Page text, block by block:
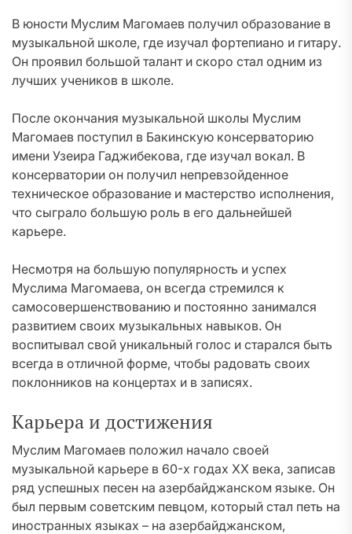
В юности Муслим Магомаев получил образование в
музыкальной школе, где изучал фортепиано и гитару.
Он проявил большой талант и скоро стал одним из
лучших учеников в школе.
После окончания музыкальной школы Муслим
Магомаев поступил в Бакинскую консерваторию
имени Узеира Гаджибекова, где изучал вокал. В
консерватории он получил непревзойденное
техническое образование и мастерство исполнения,
что сыграло большую роль в его дальнейшей
карьере.
Несмотря на большую популярность и успех
Муслима Магомаева, он всегда стремился к
самосовершенствованию и постоянно занимался
развитием своих музыкальных навыков. Он
воспитывал свой уникальный голос и старался быть
всегда в отличной форме, чтобы радовать своих
поклонников на концертах и в записях.
Карьера и достижения
Муслим Магомаев положил начало своей
музыкальной карьере в 60-х годах XX века, записав
ряд успешных песен на азербайджанском языке. Он
был первым советским певцом, который стал петь на
иностранных языках – на азербайджанском,